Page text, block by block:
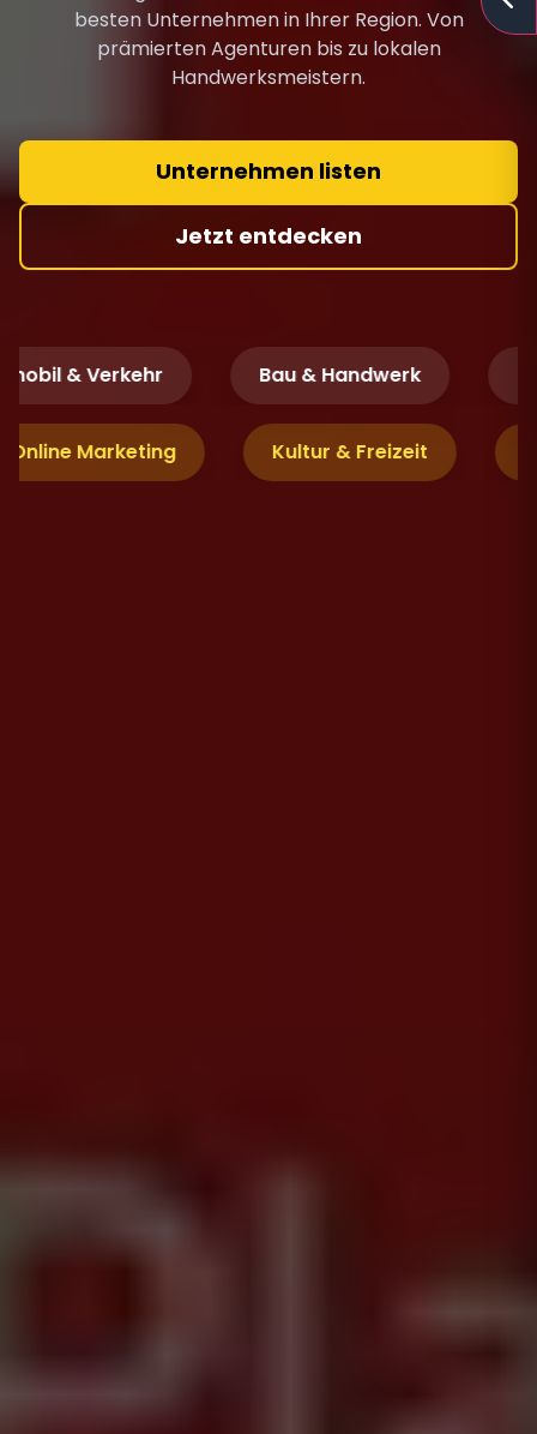
besten Unternehmen in Ihrer Region. Von
prämierten Agenturen bis zu lokalen
Handwerksmeistern.
Unternehmen listen
Jetzt entdecken
& Verkehr Bau & Handwerk
& Online Marketing Kultur & Freizeit